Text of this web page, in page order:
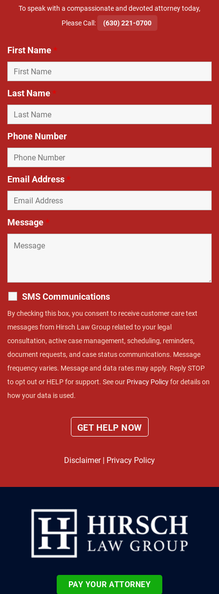
To speak with a compassionate and devoted attorney today,
​Please Call:
(630) 221-0700
First Name*
Last Name*
Phone Number
Email Address*
Message*
SMS Communications
By checking this box, you consent to receive customer care text
messages from Hirsch Law Group related to your legal
consultation, active case management, scheduling, reminders,
document requests, and case status communications. Message
frequency varies. Message and data rates may apply. Reply STOP
to opt out or HELP for support. See our Privacy Policyfor details on
how your data is used.
Disclaimer| Privacy Policy
PAY YOUR ATTORNEY